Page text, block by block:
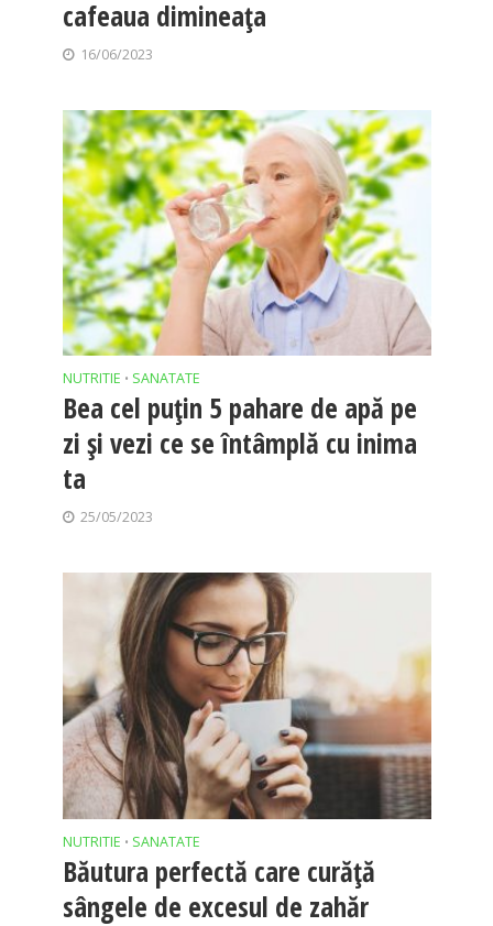
cafeaua dimineața
16/06/2023
NUTRITIE • SANATATE
Bea cel puțin 5 pahare de apă pe
zi și vezi ce se întâmplă cu inima
ta
25/05/2023
NUTRITIE • SANATATE
Băutura perfectă care curăță
sângele de excesul de zahăr